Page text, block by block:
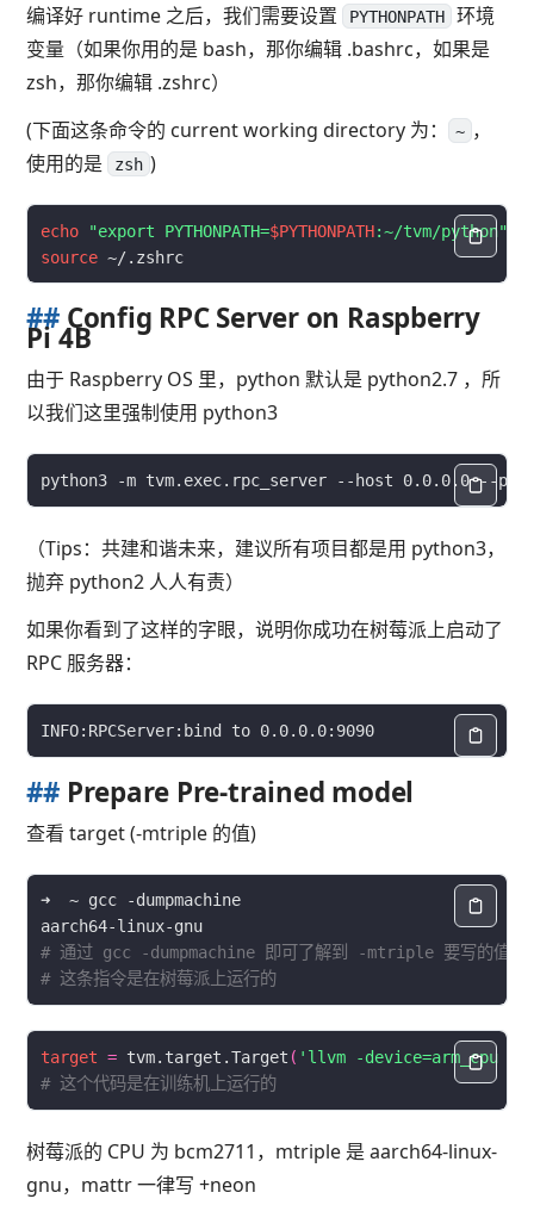
编译好 runtime 之后，我们需要设置 PYTHONPATH
环境
变量（如果你用的是 bash，那你编辑 .bashrc，如果是
zsh，那你编辑 .zshrc）
(下面这条命令的 current working directory 为： ~ ，
使用的是 zsh )
echo "export PYTHONPATH=$PYTHONPATH:~/tvm/python"
source
##Config RPC Server on Raspberry
Pi 4B
由于 Raspberry OS 里，python 默认是 python2.7 ，所
以我们这里强制使用 python3
python3 -m tvm.exec.rpc_server --host 0.0.0.0 --
（Tips：共建和谐未来，建议所有项目都是用 python3，
抛弃 python2 人人有责）
如果你看到了这样的字眼，说明你成功在树莓派上启动了
RPC 服务器：
## Prepare Pre-trained model
查看 target (-mtriple 的值)
# 通过 gcc -dumpmachine 即可了解到 -mtriple 要写的值
# 这条指令是在树莓派上运行的
target = tvm.target.Target ( 'llvm -device=arm_cpu -
# 这个代码是在训练机上运行的
树莓派的 CPU 为 bcm2711，mtriple 是 aarch64-linux-
gnu，mattr 一律写 +neon